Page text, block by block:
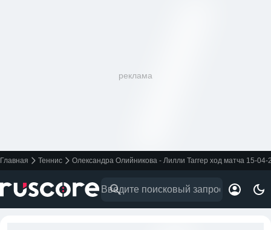
реклама
Главная Теннис Олександра Олийникова - Лилли Таггер ход матча 15-04-